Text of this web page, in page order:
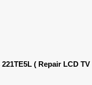
( Repair LCD TV